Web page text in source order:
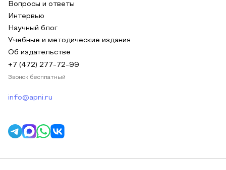
Вопросы и ответы
Интервью
Научный блог
Учебные и методические издания
Об издательстве
+7 (472) 277-72-99
Звонок бесплатный
info@apni.ru